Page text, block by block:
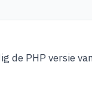
de PHP versie